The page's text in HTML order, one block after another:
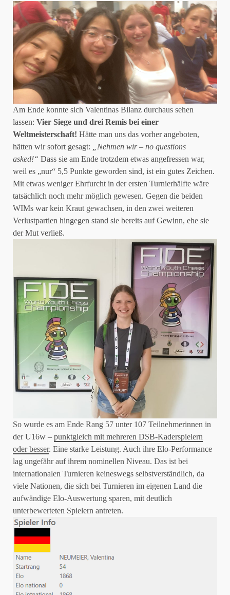
Am Ende konnte sich Valentinas Bilanz durchaus sehen
lassen: Vier Siege und drei Remis bei einer
Weltmeisterschaft! Hätte man uns das vorher angeboten,
hätten wir sofort gesagt:
„Nehmen wir – no questions
asked!“ Dass sie am Ende trotzdem etwas angefressen war,
weil es „nur“ 5,5 Punkte geworden sind, ist ein gutes Zeichen.
Mit etwas weniger Ehrfurcht in der ersten Turnierhälfte wäre
tatsächlich noch mehr möglich gewesen. Gegen die beiden
WIMs war kein Kraut gewachsen, in den zwei weiteren
Verlustpartien hingegen stand sie bereits auf Gewinn, ehe sie
der Mut verließ.
So wurde es am Ende Rang 57 unter 107 Teilnehmerinnen in
der U16w – punktgleich mit mehreren DSB-Kaderspielern
oder besser. Eine starke Leistung. Auch ihre Elo-Performance
lag ungefähr auf ihrem nominellen Niveau. Das ist bei
internationalen Turnieren keineswegs selbstverständlich, da
viele Nationen, die sich bei Turnieren im eigenen Land die
aufwändige Elo-Auswertung sparen, mit deutlich
unterbewerteten Spielern antreten.